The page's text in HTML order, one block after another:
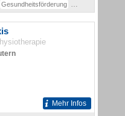
Gesundheitsförderung
Mehr Infos